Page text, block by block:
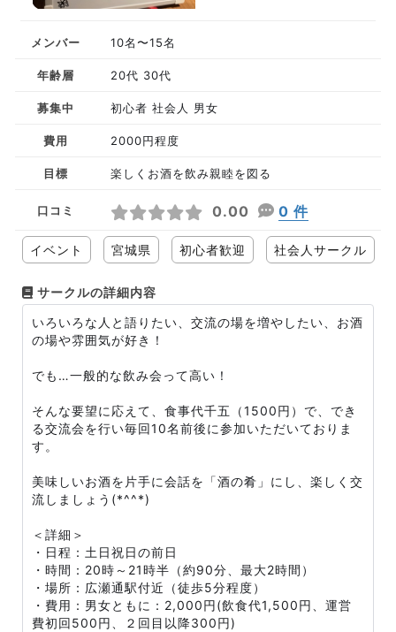
メンバー 10名〜15名
年齢層 20代 30代
募集中 初心者 社会人 男女
費用 2000円程度
目標 楽しくお酒を飲み親睦を図る
口コミ 0.00 0 件
イベント 宮城県 初心者歓迎 社会人サークル
サークルの詳細内容
いろいろな人と語りたい、交流の場を増やしたい、お酒
の場や雰囲気が好き！
でも…一般的な飲み会って高い！
そんな要望に応えて、食事代千五（1500円）で、でき
る交流会を行い毎回10名前後に参加いただいておりま
す。
美味しいお酒を片手に会話を「酒の肴」にし、楽しく交
流しましょう(*^^*)
＜詳細＞
・日程：土日祝日の前日
・時間：20時～21時半（約90分、最大2時間）
・場所：広瀬通駅付近（徒歩5分程度）
・費用：男女ともに：2,000円(飲食代1,500円、運営
費初回500円、２回目以降300円)